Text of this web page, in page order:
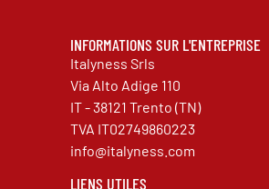
INFORMATIONS SUR L'ENTREPRISE
Italyness Srls
Via Alto Adige 110
IT - 38121 Trento (TN)
TVA IT02749860223
info@italyness.com
LIENS UTILES